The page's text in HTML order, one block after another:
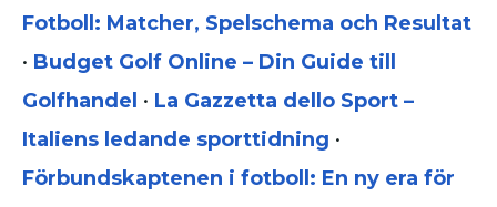
Fotboll: Matcher, Spelschema och Resultat
• Budget Golf Online – Din Guide till
Golfhandel • La Gazzetta dello Sport –
Italiens ledande sporttidning •
Förbundskaptenen i fotboll: En ny era för